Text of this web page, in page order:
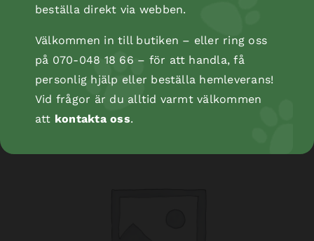
Kopåse
beställa direkt via webben.
Välkommen in till butiken – eller ring oss
på 070-048 18 66 – för att handla, få
personlig hjälp eller beställa hemleverans!
Vid frågor är du alltid varmt välkommen
att kontakta oss.